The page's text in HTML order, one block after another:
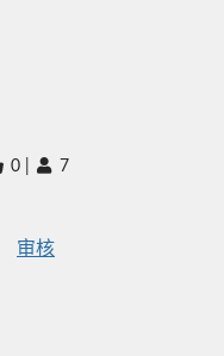
0 7
审核